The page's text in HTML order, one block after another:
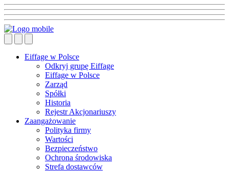
Eiffage w Polsce
Odkryj grupę Eiffage
Eiffage w Polsce
Zarząd
Spółki
Historia
Rejestr Akcjonariuszy
Zaangażowanie
Polityka firmy
Wartości
Bezpieczeństwo
Ochrona środowiska
Strefa dostawców